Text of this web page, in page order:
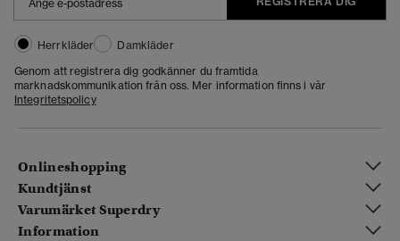
Herrkläder
Damkläder
Genom att registrera dig godkänner du framtida
marknadskommunikation från oss. Mer information finns i vår
Integritetspolicy
Onlineshopping
Kundtjänst
Varumärket Superdry
Information